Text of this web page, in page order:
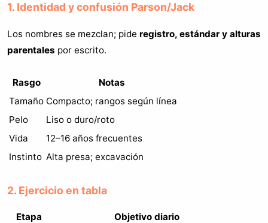
1. Identidad y confusión Parson/Jack
Los nombres se mezclan; pide registro, estándar y alturas
parentales por escrito.
Rasgo
Notas
Tamaño Compacto; rangos según línea
Pelo
Liso o duro/roto
Vida
12–16 años frecuentes
Instinto Alta presa; excavación
2. Ejercicio en tabla
Etapa
Objetivo diario